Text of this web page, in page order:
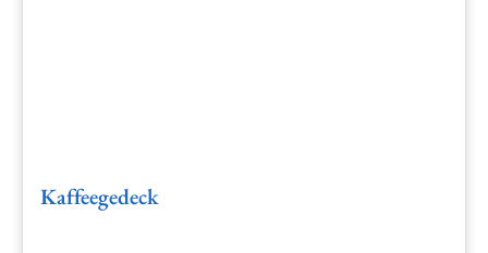
Kaffeegedeck